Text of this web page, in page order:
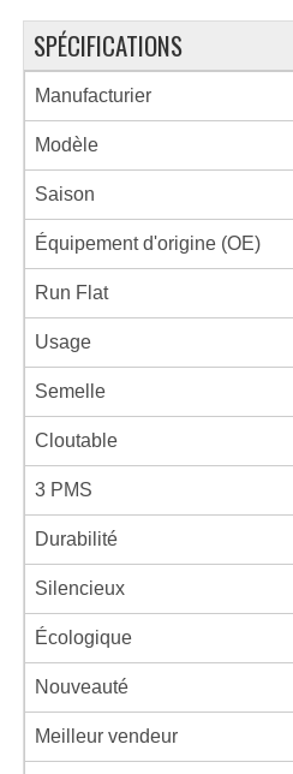
SPÉCIFICATIONS
Manufacturier
Modèle
Saison
Équipement d'origine (OE)
Run Flat
Usage
Semelle
Cloutable
3 PMS
Durabilité
Silencieux
Écologique
Nouveauté
Meilleur vendeur